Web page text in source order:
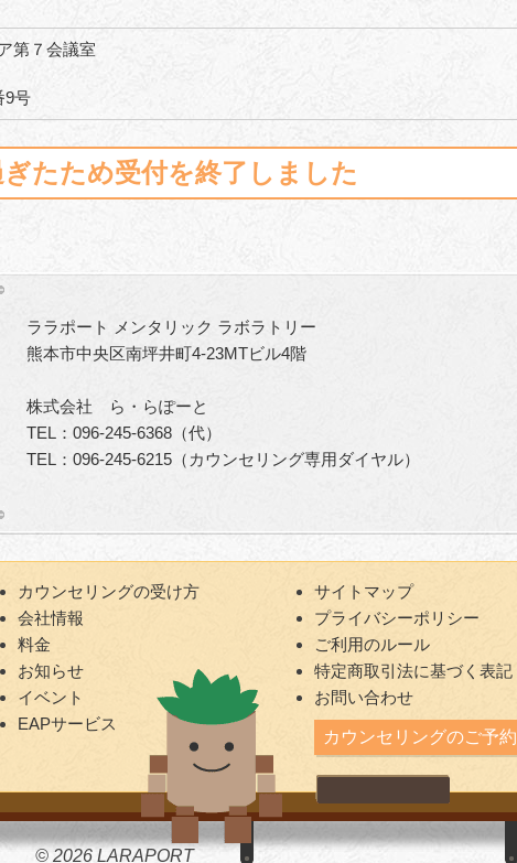
第７会議室
9号
ぎたため受付を終了しました
ララポート メンタリック ラボラトリー
熊本市中央区南坪井町4-23MTビル4階
株式会社 ら・らぽーと
TEL：096-245-6368（代）
TEL：096-245-6215（カウンセリング専用ダイヤル）
カウンセリングの受け方
会社情報
料金
お知らせ
イベント
EAPサービス
サイトマップ
プライバシーポリシー
ご利用のルール
特定商取引法に基づく表記
お問い合わせ
カウンセリングのご予約
© 2026 LARAPORT